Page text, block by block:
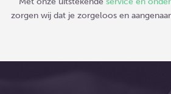
zorgen wij dat je zorgeloos en